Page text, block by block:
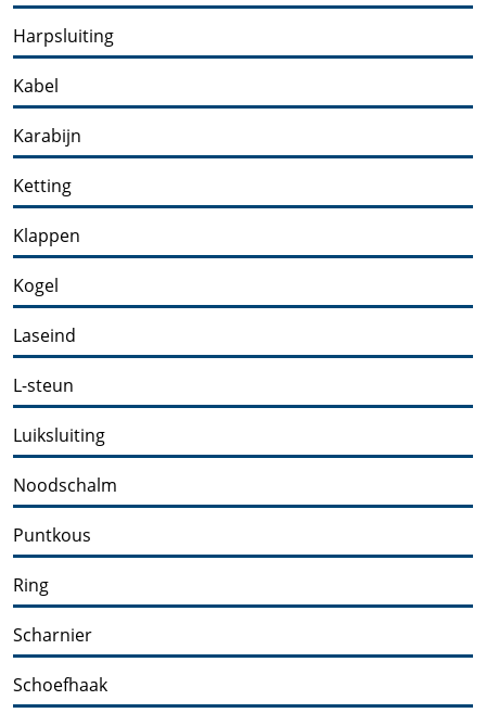
Harpsluiting
Kabel
Karabijn
Ketting
Klappen
Kogel
Laseind
L-steun
Luiksluiting
Noodschalm
Puntkous
Ring
Scharnier
Schoefhaak